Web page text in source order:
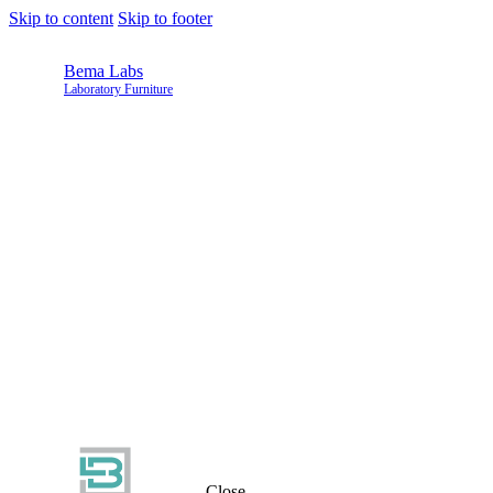
Skip to content Skip to footer
Bema Labs
Laboratory Furniture